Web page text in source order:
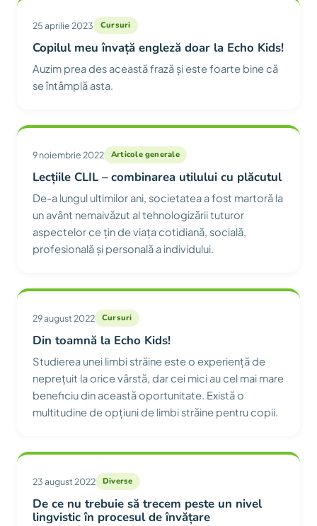
25 aprilie 2023 Cursuri
Copilul meu învață engleză doar la Echo Kids!
Auzim prea des această frază și este foarte bine că
se întâmplă asta.
9 noiembrie 2022 Articole generale
Lecțiile CLIL – combinarea utilului cu plăcutul
De-a lungul ultimilor ani, societatea a fost martoră la
un avânt nemaivăzut al tehnologizării tuturor
aspectelor ce țin de viața cotidiană, socială,
profesională și personală a individului.
29 august 2022 Cursuri
Din toamnă la Echo Kids!
Studierea unei limbi străine este o experiență de
neprețuit la orice vârstă, dar cei mici au cel mai mare
beneficiu din această oportunitate. Există o
multitudine de opțiuni de limbi străine pentru copii.
23 august 2022 Diverse
De ce nu trebuie să trecem peste un nivel
lingvistic în procesul de învățare